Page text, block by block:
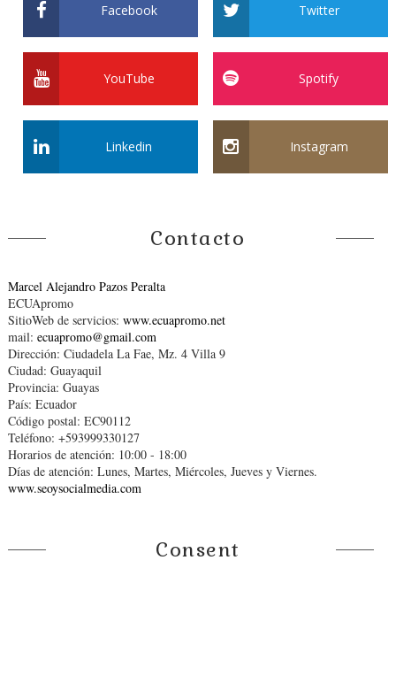
Facebook Twitter
YouTube Spotify
Linkedin Instagram
Contacto
Marcel Alejandro Pazos Peralta
ECUApromo
SitioWeb de servicios: www.ecuapromo.net
mail: ecuapromo@gmail.com
Dirección: Ciudadela La Fae, Mz. 4 Villa 9
Ciudad: Guayaquil
Provincia: Guayas
País: Ecuador
Código postal: EC90112
Teléfono: +593999330127
Horarios de atención: 10:00 - 18:00
Días de atención: Lunes, Martes, Miércoles, Jueves y Viernes.
www.seoysocialmedia.com
Consent